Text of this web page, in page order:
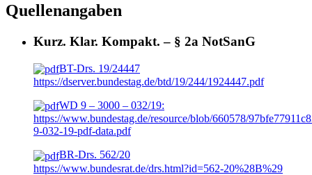
Quellenangaben
Kurz. Klar. Kompakt. – § 2a NotSanG
BT-Drs. 19/24447
https://dserver.bundestag.de/btd/19/244/1924447.pdf
WD 9 – 3000 – 032/19:
https://www.bundestag.de/resource/blob/660578/
9-032-19-pdf-data.pdf
BR-Drs. 562/20
https://www.bundesrat.de/drs.html?id=562-20%28B%29